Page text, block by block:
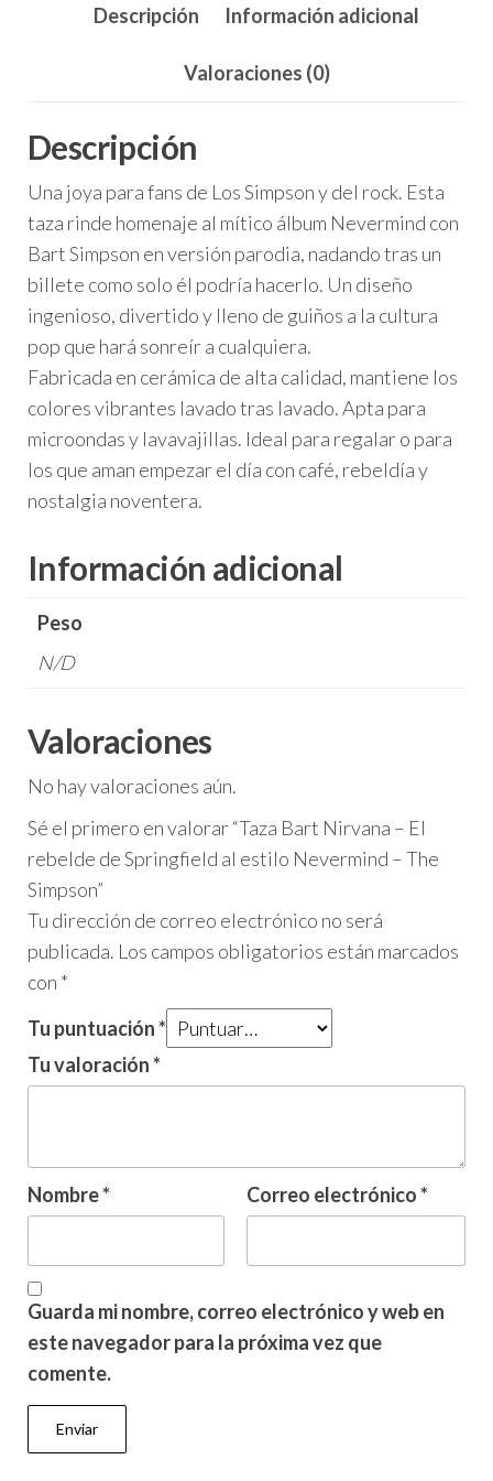
Nevermind
cantidad
Descripción Información adicional
Valoraciones (0)
Descripción
Una joya para fans de Los Simpson y del rock. Esta
taza rinde homenaje al mítico álbum Nevermind con
Bart Simpson en versión parodia, nadando tras un
billete como solo él podría hacerlo. Un diseño
ingenioso, divertido y lleno de guiños a la cultura
pop que hará sonreír a cualquiera.
Fabricada en cerámica de alta calidad, mantiene los
colores vibrantes lavado tras lavado. Apta para
microondas y lavavajillas. Ideal para regalar o para
los que aman empezar el día con café, rebeldía y
nostalgia noventera.
Información adicional
Peso
N/D
Valoraciones
No hay valoraciones aún.
Sé el primero en valorar “Taza Bart Nirvana – El
rebelde de Springfield al estilo Nevermind – The
Simpson”
Tu dirección de correo electrónico no será
publicada. Los campos obligatorios están marcados
con *
Tu puntuación*
Tu valoración*
Nombre* Correo electrónico*
Guarda mi nombre, correo electrónico y web en
este navegador para la próxima vez que
comente.